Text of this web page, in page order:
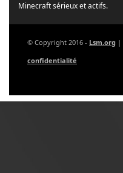
Minecraft sérieux et actifs.
© Copyright 2016 - Lsm.org |
confidentialité